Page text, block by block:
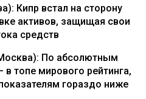
Кипр встал на сторону
активов, защищая свои
средств
По абсолютным
топе мирового рейтинга,
гораздо ниже